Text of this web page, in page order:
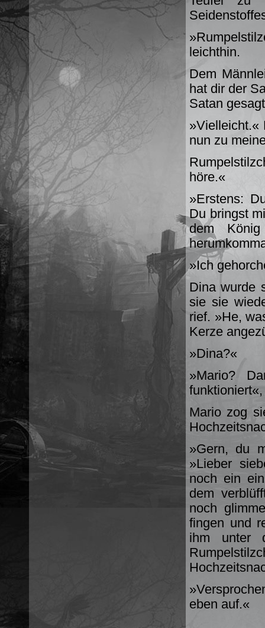
leichthin.
Dem
hat dir der
Satan
»Vielleicht.«
nun zu
höre.«
»Erstens:
Du bringst
dem
»Ich
Dina wurde
sie sie
rief. »He,
Kerze
»Dina?«
»Mario?
Mario zog
»Gern, du
»Lieber
noch ein
dem
noch
fingen und
ihm unter
eben auf.«